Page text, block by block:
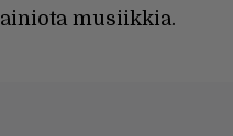
musiikkia.